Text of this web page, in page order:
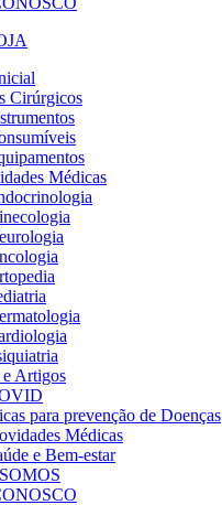
Cirúrgicos
Médicas
Artigos
para prevenção de Doenças
Médicas
e Bem-estar